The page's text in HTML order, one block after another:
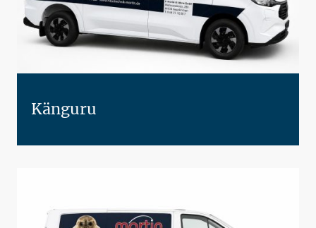
Känguru